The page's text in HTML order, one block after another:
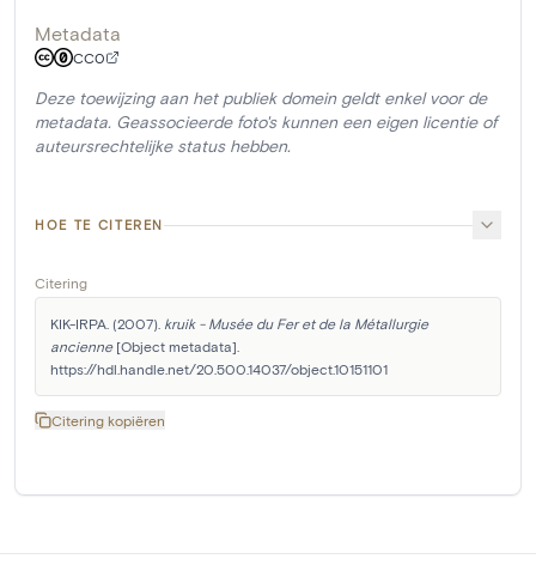
Metadata
CC0
Deze toewijzing aan het publiek domein geldt enkel voor de
metadata. Geassocieerde foto's kunnen een eigen licentie of
auteursrechtelijke status hebben.
HOE TE CITEREN
Citering
KIK-IRPA. (2007). kruik - Musée du Fer et de la Métallurgie
ancienne [Object metadata].
https://hdl.handle.net/20.500.14037/object.10151101
Citering kopiëren